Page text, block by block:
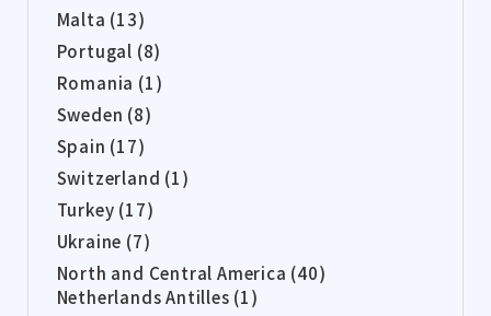
Malta (13)
Portugal (8)
Romania (1)
Sweden (8)
Spain (17)
Switzerland (1)
Turkey (17)
Ukraine (7)
North and Central America (40)
Netherlands Antilles (1)